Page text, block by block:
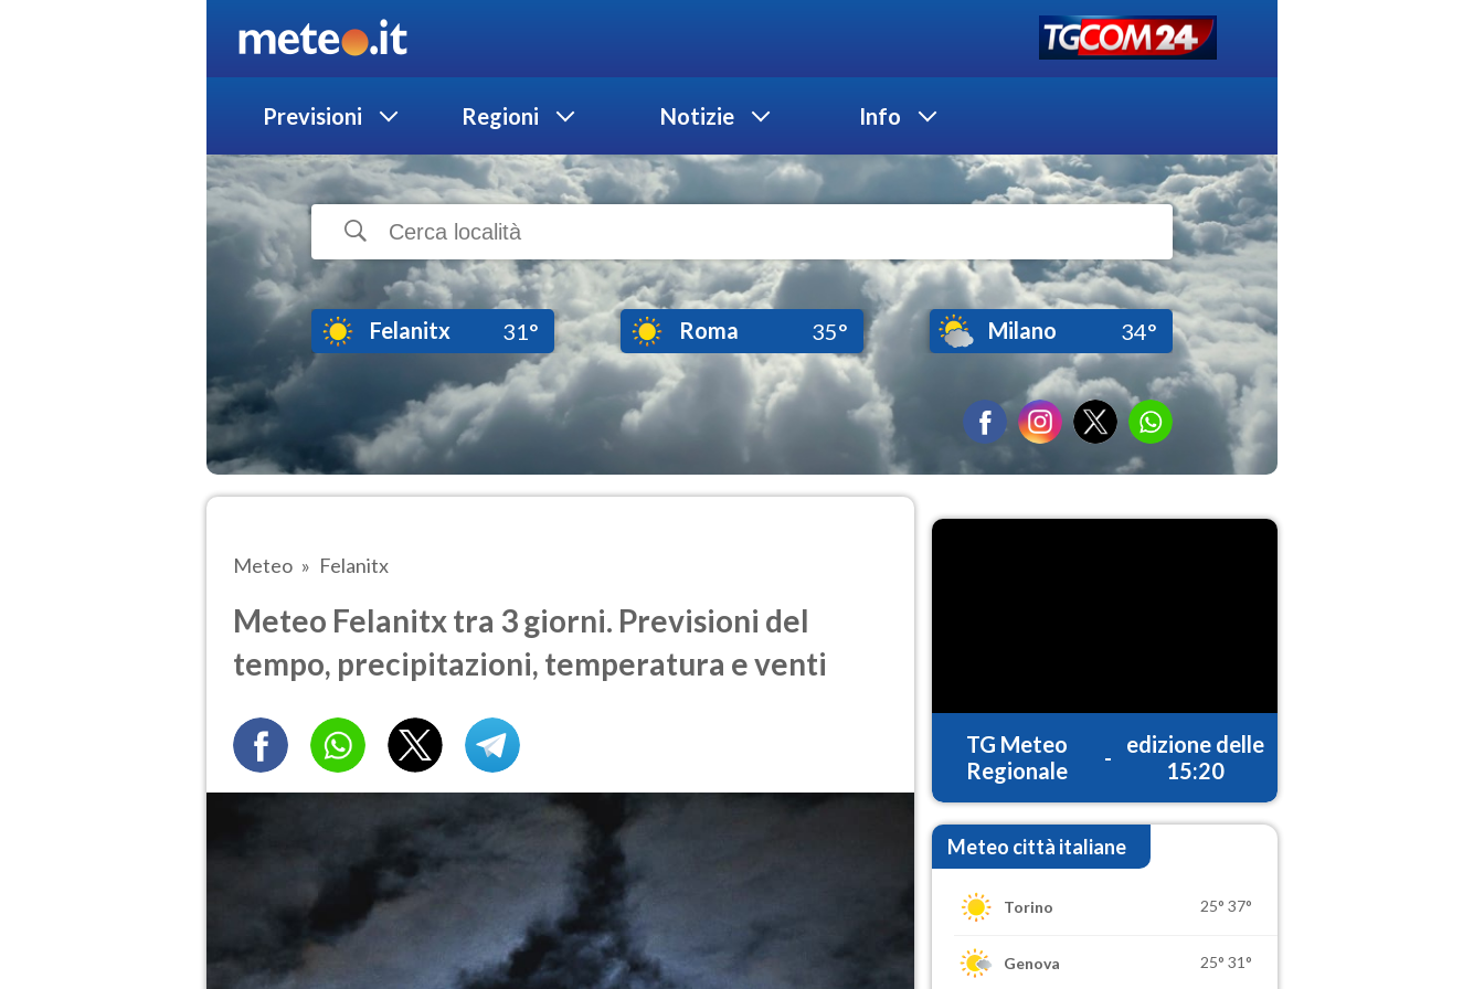
Previsioni Regioni Notizie Info
Felanitx 31° Roma 35° Milano 34°
Meteo Felanitx
Meteo Felanitx tra 3 giorni. Previsioni del
tempo, precipitazioni, temperatura e venti
TG Meteo
Regionale
-
edizione delle
15:20
Meteo città italiane
Torino 25° 37°
Genova 25° 31°